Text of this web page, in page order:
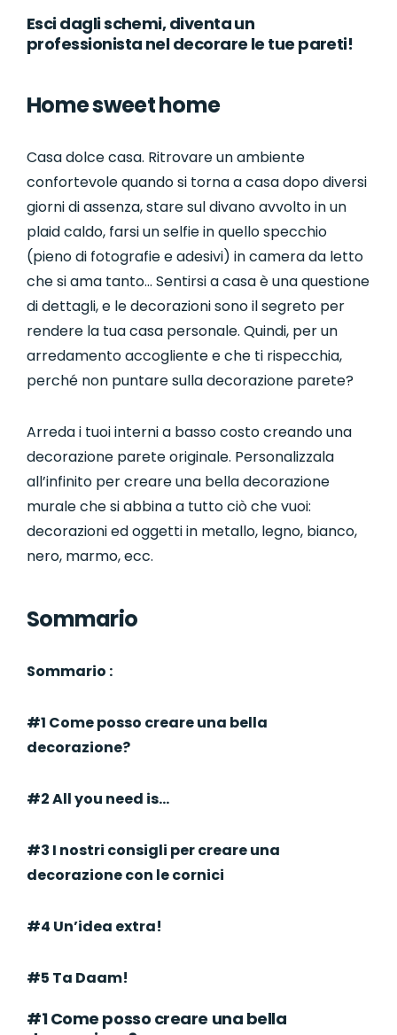
Esci dagli schemi, diventa un
professionista nel decorare le tue pareti!
Home sweet home
Casa dolce casa. Ritrovare un ambiente
confortevole quando si torna a casa dopo diversi
giorni di assenza, stare sul divano avvolto in un
plaid caldo, farsi un selfie in quello specchio
(pieno di fotografie e adesivi) in camera da letto
che si ama tanto… Sentirsi a casa è una questione
di dettagli, e le decorazioni sono il segreto per
rendere la tua casa personale. Quindi, per un
arredamento accogliente e che ti rispecchia,
perché non puntare sulla decorazione parete?
Arreda i tuoi interni a basso costo creando una
decorazione parete originale. Personalizzala
all’infinito per creare una bella decorazione
murale che si abbina a tutto ciò che vuoi:
decorazioni ed oggetti in metallo, legno, bianco,
nero, marmo, ecc.
Sommario
Sommario :
#1 Come posso creare una bella
decorazione?
#2 All you need is…
#3 I nostri consigli per creare una
decorazione con le cornici
#4 Un’idea extra!
#5 Ta Daam!
#1 Come posso creare una bella